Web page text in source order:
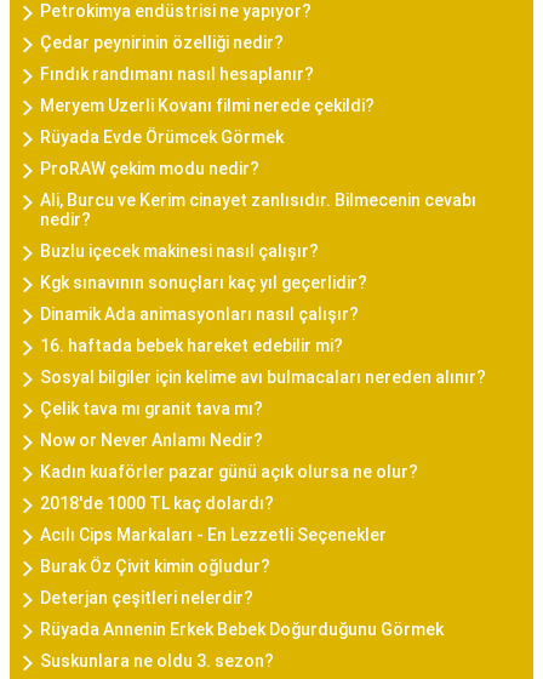
Petrokimya endüstrisi ne yapıyor?
Çedar peynirinin özelliği nedir?
Fındık randımanı nasıl hesaplanır?
Meryem Uzerli Kovanı filmi nerede çekildi?
Rüyada Evde Örümcek Görmek
ProRAW çekim modu nedir?
Ali, Burcu ve Kerim cinayet zanlısıdır. Bilmecenin cevabı
nedir?
Buzlu içecek makinesi nasıl çalışır?
Kgk sınavının sonuçları kaç yıl geçerlidir?
Dinamik Ada animasyonları nasıl çalışır?
16. haftada bebek hareket edebilir mi?
Sosyal bilgiler için kelime avı bulmacaları nereden alınır?
Çelik tava mı granit tava mı?
Now or Never Anlamı Nedir?
Kadın kuaförler pazar günü açık olursa ne olur?
2018'de 1000 TL kaç dolardı?
Acılı Cips Markaları - En Lezzetli Seçenekler
Burak Öz Çivit kimin oğludur?
Deterjan çeşitleri nelerdir?
Rüyada Annenin Erkek Bebek Doğurduğunu Görmek
Suskunlara ne oldu 3. sezon?